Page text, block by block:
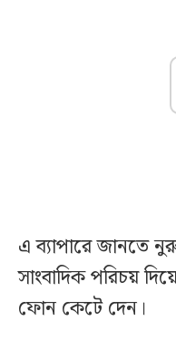
এ ব্যাপারে জানতে
সাংবাদিক পরিচয়
ফোন কেটে দেন।